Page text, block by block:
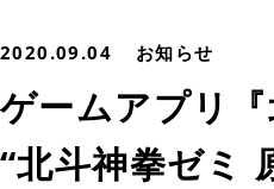
2020.09.04 お知らせ
ゲームアプリ
“北斗神拳ゼミ